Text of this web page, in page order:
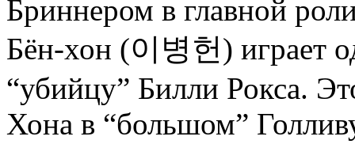
Бриннером в главной
Бён-хон (이병헌) играет
“убийцу” Билли Рокса.
Хона в “большом”